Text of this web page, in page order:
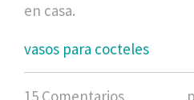
en casa.
vasos para cocteles